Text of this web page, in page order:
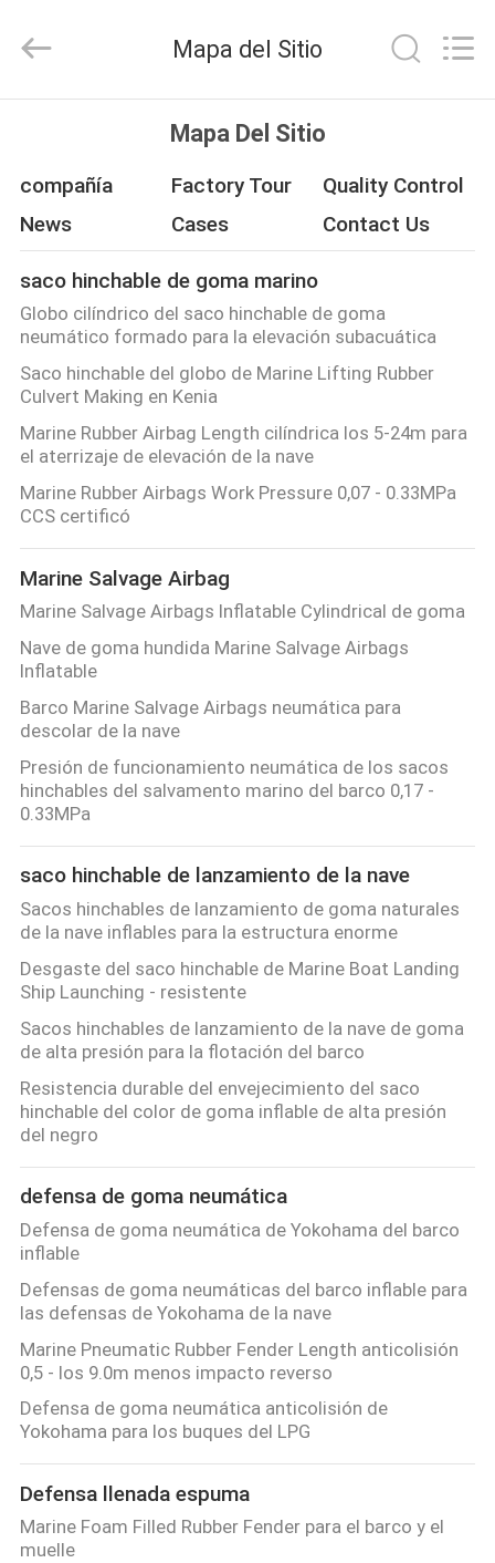
PRODUCTOS
VÍDEOS
SOBRE
NOSOTROS
TOUR
POR
LA
FÁBRICA
CONTROL
DE
CALIDAD
CONTÁCTENOS
NOTICIAS
CASOS
MAPA
DEL
SITIO
PRIVACY
POLICY
Marine
Supply
All
Mapa del Sitio
Mapa Del Sitio
compañía Factory Tour
Quality Control
News
Cases Contact Us
saco hinchable de goma marino
Globo cilíndrico del saco hinchable de goma
neumático formado para la elevación subacuática
Saco hinchable del globo de Marine Lifting Rubber
Culvert Making en Kenia
Marine Rubber Airbag Length cilíndrica los 5-24m para
el aterrizaje de elevación de la nave
Marine Rubber Airbags Work Pressure 0,07 - 0.33MPa
CCS certificó
Marine Salvage Airbag
Marine Salvage Airbags Inflatable Cylindrical de goma
Nave de goma hundida Marine Salvage Airbags
Inflatable
Barco Marine Salvage Airbags neumática para
descolar de la nave
Presión de funcionamiento neumática de los sacos
hinchables del salvamento marino del barco 0,17 -
0.33MPa
saco hinchable de lanzamiento de la nave
Sacos hinchables de lanzamiento de goma naturales
de la nave inflables para la estructura enorme
Desgaste del saco hinchable de Marine Boat Landing
Ship Launching - resistente
Sacos hinchables de lanzamiento de la nave de goma
de alta presión para la flotación del barco
Resistencia durable del envejecimiento del saco
hinchable del color de goma inflable de alta presión
del negro
defensa de goma neumática
Defensa de goma neumática de Yokohama del barco
inflable
Defensas de goma neumáticas del barco inflable para
las defensas de Yokohama de la nave
Marine Pneumatic Rubber Fender Length anticolisión
0,5 - los 9.0m menos impacto reverso
Defensa de goma neumática anticolisión de
Yokohama para los buques del LPG
Defensa llenada espuma
Marine Foam Filled Rubber Fender para el barco y el
muelle